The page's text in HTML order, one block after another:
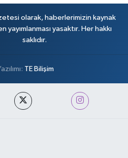
olarak, haberlerimizin kaynak
yayımlanması yasaktır. Her hakkı
saklıdır.
TE Bilişim